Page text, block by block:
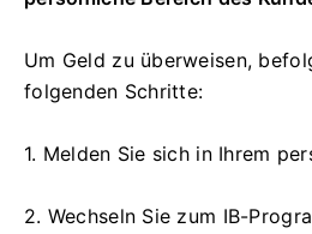
Um Geld zu überweisen,
folgenden Schritte:
1. Melden Sie sich in Ihrem
2. Wechseln Sie zum IB-